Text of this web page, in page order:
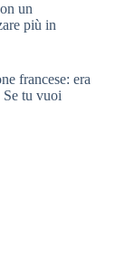
un
più in
francese: era
Se tu vuoi